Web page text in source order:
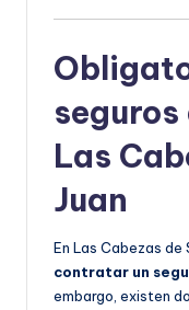
seguros
Las
Juan
En Las Cabezas de
contratar un
embargo, existen